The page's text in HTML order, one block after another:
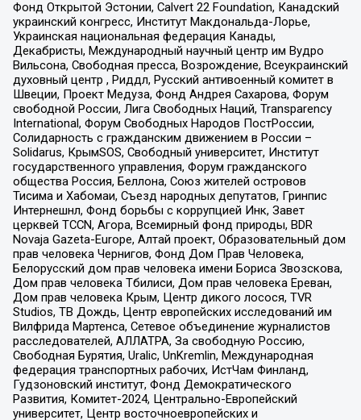
Фонд Открытой Эстонии, Calvert 22 Foundation, Канадский
украинский конгресс, Институт Макдональда-Лорье,
Украинская национальная федерация Канады,
Декабристы, Международный научный центр им Вудро
Вильсона, Свободная пресса, Возрождение, Всеукраинский
духовный центр , Риддл, Русский антивоенный комитет в
Швеции, Проект Медуза, Фонд Андрея Сахарова, Форум
свободной России, Лига Свободных Наций, Transparеncy
International, Форум Свободных Народов ПостРоссии,
Солидарность с гражданским движением в России –
Solidarus, КрымSOS, Свободный университет, Институт
государственного управления, Форум гражданского
общества Россия, Беллона, Союз жителей островов
Тисима и Хабомаи, Съезд народных депутатов, Гринпис
Интернешнл, Фонд борьбы с коррупцией Инк, Завет
церквей TCCN, Агора, Всемирный фонд природы, BDR
Novaja Gazeta-Europe, Алтай проект, Образовательный дом
прав человека Чернигов, Фонд Дом Прав Человека,
Белорусский дом прав человека имени Бориса Звозскова,
Дом прав человека Тбилиси, Дом прав человека Ереван,
Дом прав человека Крым, Центр дикого лосося, TVR
Studios, ТВ Дождь, Центр европейских исследований им
Вилфрида Мартенса, Сетевое объединение журналистов
расследователей, АЛЛАТРА, За свободную Россию,
Свободная Бурятия, Uralic, UnKremlin, Международная
федерация транспортных рабочих, ИстЧам Финланд,
Гудзоновский институт, Фонд Демократического
Развития, Комитет-2024, Центрально-Европейский
университет, Центр восточноевропейских и